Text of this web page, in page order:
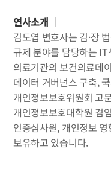
연사소개 ｜
김도엽 변호사는 김·장
규제 분야를 담당하는
의료기관의 보건의료데
데이터 거버넌스 구축,
개인정보보호위원회 고
개인정보보호대학원 겸
인증심사원, 개인정보
보유하고 있습니다.